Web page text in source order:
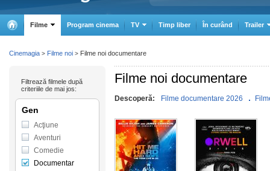
Filme Program cinema TV Timp liber În curând Trailer
Filme noi documentare
Descoperă: Filme documentare 2026
Filtrează filmele după
criteriile de mai jos:
Gen
Acţiune
Aventuri
Comedie
Documentar
Cinemagia > Filme noi > Filme noi documentare